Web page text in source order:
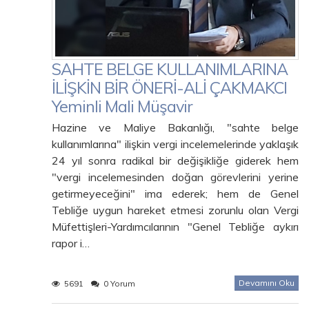
SAHTE BELGE KULLANIMLARINA
İLİŞKİN BİR ÖNERİ-ALİ ÇAKMAKCI
Yeminli Mali Müşavir
Hazine ve Maliye Bakanlığı, "sahte belge
kullanımlarına" ilişkin vergi incelemelerinde yaklaşık
24 yıl sonra radikal bir değişikliğe giderek hem
"vergi incelemesinden doğan görevlerini yerine
getirmeyeceğini" ima ederek; hem de Genel
Tebliğe uygun hareket etmesi zorunlu olan Vergi
Müfettişleri-Yardımcılarının "Genel Tebliğe aykırı
rapor i…
5691 0 Yorum Devamını Oku